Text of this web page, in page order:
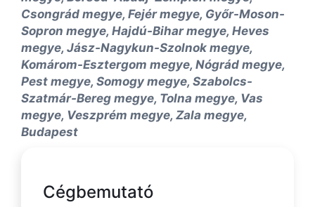
Csongrád megye, Fejér megye, Győr-Moson-
Sopron megye, Hajdú-Bihar megye, Heves
megye, Jász-Nagykun-Szolnok megye,
Komárom-Esztergom megye, Nógrád megye,
Pest megye, Somogy megye, Szabolcs-
Szatmár-Bereg megye, Tolna megye, Vas
megye, Veszprém megye, Zala megye,
Budapest
Cégbemutató